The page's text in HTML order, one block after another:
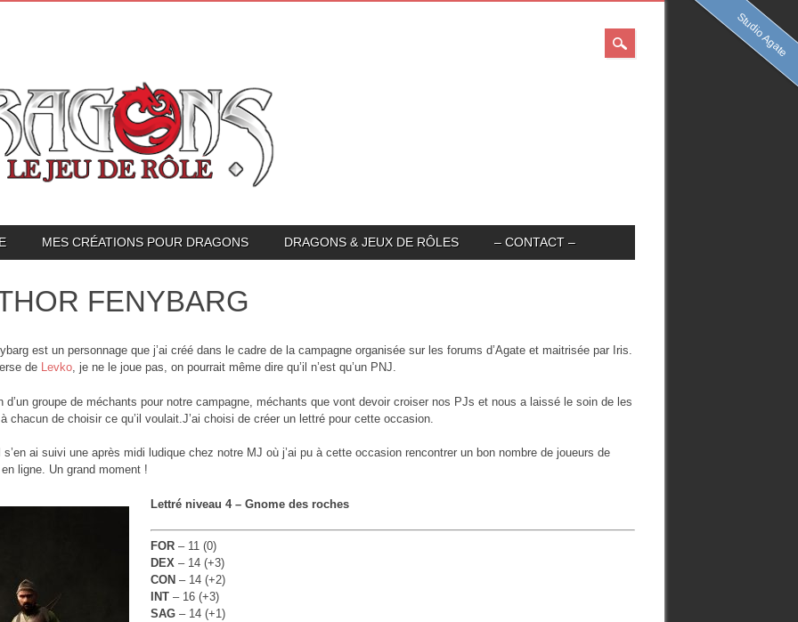
MES CRÉATIONS POUR DRAGONS DRAGONS & JEUX DE RÔLES – CONTACT –
FENYBARG
est un personnage que j’ai créé dans le cadre de la campagne organisée sur les forums d’Agate et maitrisée par Iris.
de Levko, je ne le joue pas, on pourrait même dire qu’il n’est qu’un PNJ.
d’un groupe de méchants pour notre campagne, méchants que vont devoir croiser nos PJs et nous a laissé le soin de les
chacun de choisir ce qu’il voulait.J’ai choisi de créer un lettré pour cette occasion.
s’en ai suivi une après midi ludique chez notre MJ où j’ai pu à cette occasion rencontrer un bon nombre de joueurs de
ligne. Un grand moment !
Lettré niveau 4 – Gnome des roches
FOR – 11 (0)
DEX – 14 (+3)
CON – 14 (+2)
INT – 16 (+3)
SAG – 14 (+1)
Studio Agate